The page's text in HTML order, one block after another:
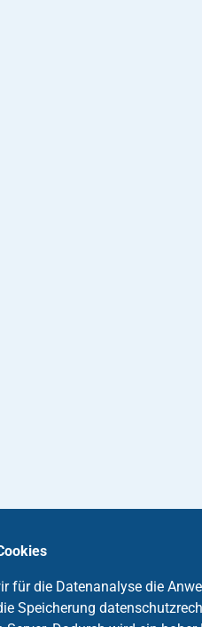
für die Datenanalyse die
Speicherung